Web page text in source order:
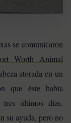
se comunicaron
Worth Animal
atorada en un
que éste había
últimos días.
su ayuda, pero no